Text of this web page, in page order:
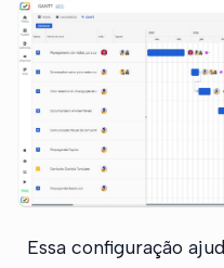
Essa configuração